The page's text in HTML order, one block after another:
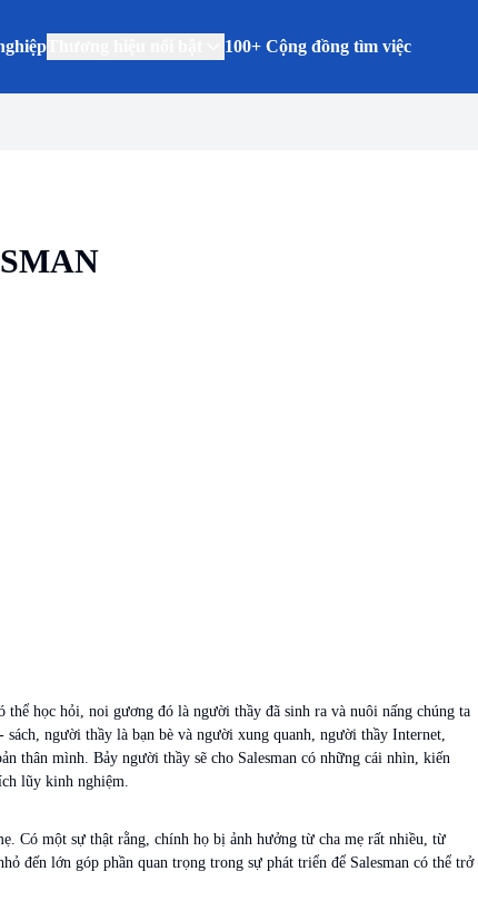
100+ Cộng đồng tìm việc
học hỏi, noi gương đó là người thầy đã sinh ra và nuôi nấng chúng ta
người thầy là bạn bè và người xung quanh, người thầy Internet,
thân mình. Bảy người thầy sẽ cho Salesman có những cái nhìn, kiến
lũy kinh nghiệm.
Có một sự thật rằng, chính họ bị ảnh hưởng từ cha mẹ rất nhiều, từ
đến lớn góp phần quan trọng trong sự phát triển để Salesman có thể trở